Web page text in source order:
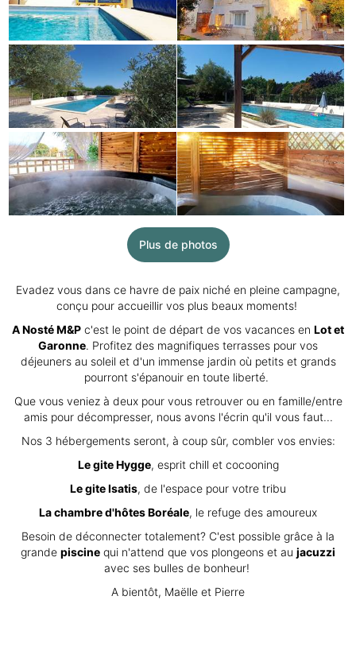
Plus de photos
Evadez vous dans ce havre de paix niché en pleine campagne,
conçu pour accueillir vos plus beaux moments!
A Nosté M&P c'est le point de départ de vos vacances en Lot et
Garonne. Profitez des magnifiques terrasses pour vos
déjeuners au soleil et d'un immense jardin où petits et grands
pourront s'épanouir en toute liberté.
Que vous veniez à deux pour vous retrouver ou en famille/entre
amis pour décompresser, nous avons l'écrin qu'il vous faut...
Nos 3 hébergements seront, à coup sûr, combler vos envies:
Le gite Hygge, esprit chill et cocooning
Le gite Isatis, de l'espace pour votre tribu
La chambre d'hôtes Boréale, le refuge des amoureux
Besoin de déconnecter totalement? C'est possible grâce à la
grande piscine qui n'attend que vos plongeons et au jacuzzi
avec ses bulles de bonheur!
A bientôt, Maëlle et Pierre